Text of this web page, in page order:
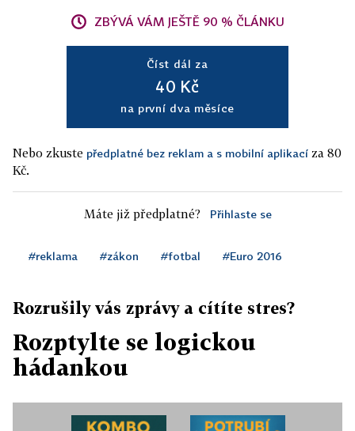
ZBÝVÁ VÁM JEŠTĚ 90 % ČLÁNKU
Číst dál za
40 Kč
na první dva měsíce
Nebo zkuste předplatné bez reklam a s mobilní aplikací za 80
Kč.
Máte již předplatné? Přihlaste se
#reklama #zákon #fotbal #Euro 2016
Rozrušily vás zprávy a cítíte stres?
Rozptylte se logickou
hádankou